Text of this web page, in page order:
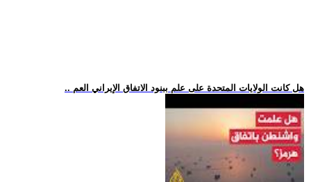
.. هل كانت الولايات المتحدة على علم ببنود الاتفاق الإيراني العم